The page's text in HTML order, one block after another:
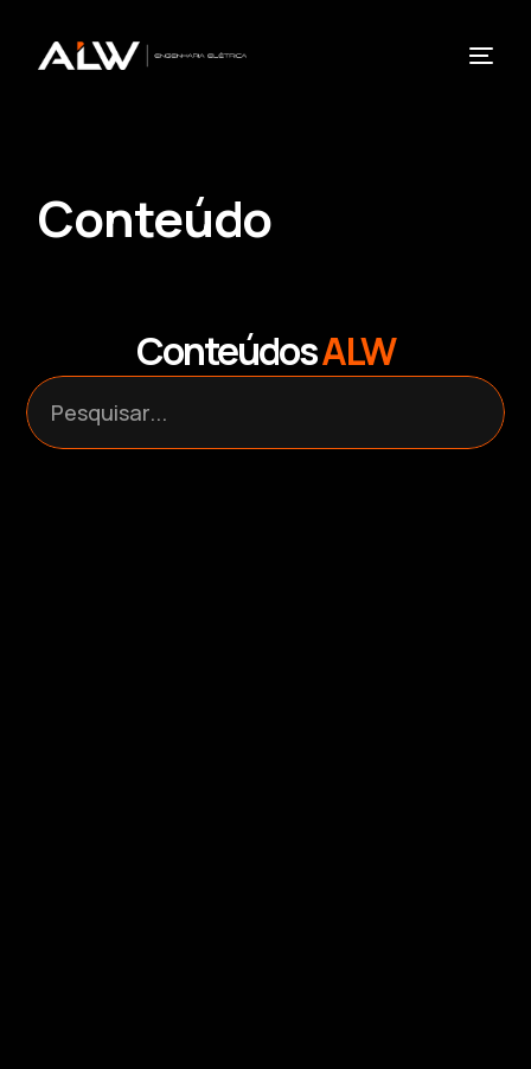
Conteúdo
ConteúdosALW